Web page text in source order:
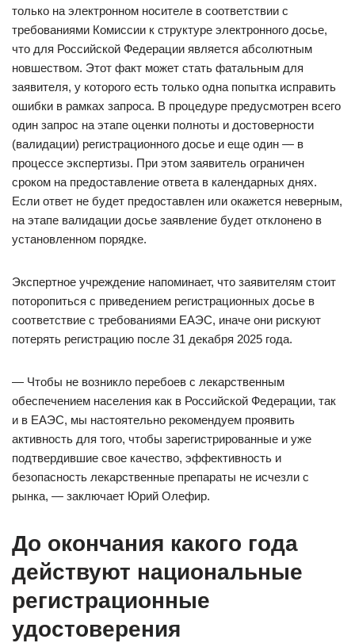
только на электронном носителе в соответствии с
требованиями Комиссии к структуре электронного досье,
что для Российской Федерации является абсолютным
новшеством. Этот факт может стать фатальным для
заявителя, у которого есть только одна попытка исправить
ошибки в рамках запроса. В процедуре предусмотрен всего
один запрос на этапе оценки полноты и достоверности
(валидации) регистрационного досье и еще один — в
процессе экспертизы. При этом заявитель ограничен
сроком на предоставление ответа в календарных днях.
Если ответ не будет предоставлен или окажется неверным,
на этапе валидации досье заявление будет отклонено в
установленном порядке.
Экспертное учреждение напоминает, что заявителям стоит
поторопиться с приведением регистрационных досье в
соответствие с требованиями ЕАЭС, иначе они рискуют
потерять регистрацию после 31 декабря 2025 года.
— Чтобы не возникло перебоев с лекарственным
обеспечением населения как в Российской Федерации, так
и в ЕАЭС, мы настоятельно рекомендуем проявить
активность для того, чтобы зарегистрированные и уже
подтвердившие свое качество, эффективность и
безопасность лекарственные препараты не исчезли с
рынка, — заключает Юрий Олефир.
До окончания какого года
действуют национальные
регистрационные
удостоверения